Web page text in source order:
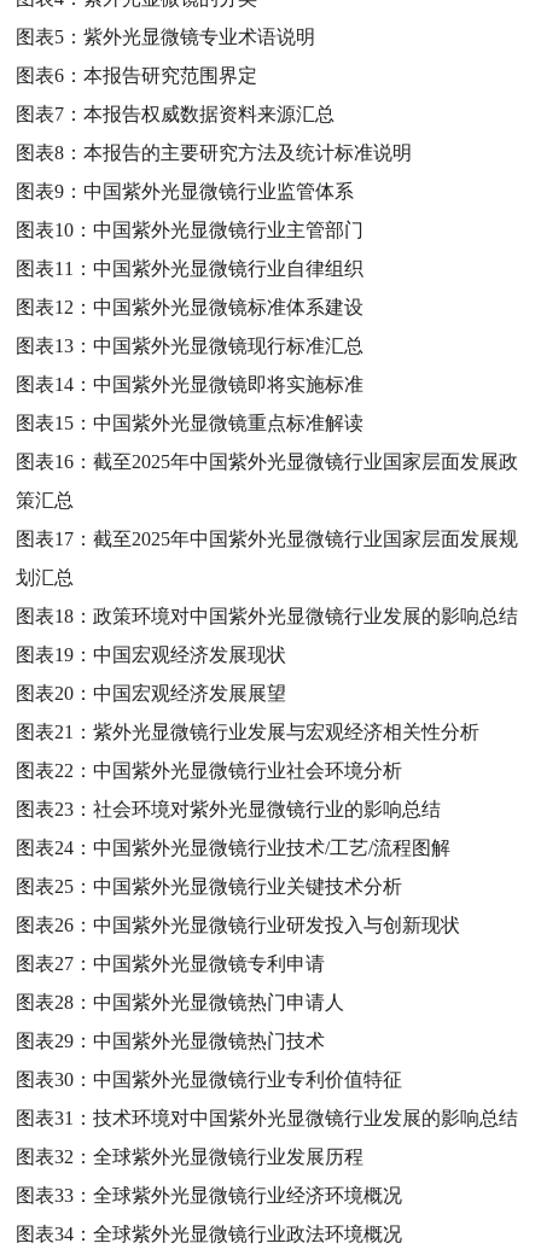
图表5：紫外光显微镜专业术语说明
图表6：本报告研究范围界定
图表7：本报告权威数据资料来源汇总
图表8：本报告的主要研究方法及统计标准说明
图表9：中国紫外光显微镜行业监管体系
图表10：中国紫外光显微镜行业主管部门
图表11：中国紫外光显微镜行业自律组织
图表12：中国紫外光显微镜标准体系建设
图表13：中国紫外光显微镜现行标准汇总
图表14：中国紫外光显微镜即将实施标准
图表15：中国紫外光显微镜重点标准解读
图表16：截至2025年中国紫外光显微镜行业国家层面发展政
策汇总
图表17：截至2025年中国紫外光显微镜行业国家层面发展规
划汇总
图表18：政策环境对中国紫外光显微镜行业发展的影响总结
图表19：中国宏观经济发展现状
图表20：中国宏观经济发展展望
图表21：紫外光显微镜行业发展与宏观经济相关性分析
图表22：中国紫外光显微镜行业社会环境分析
图表23：社会环境对紫外光显微镜行业的影响总结
图表24：中国紫外光显微镜行业技术/工艺/流程图解
图表25：中国紫外光显微镜行业关键技术分析
图表26：中国紫外光显微镜行业研发投入与创新现状
图表27：中国紫外光显微镜专利申请
图表28：中国紫外光显微镜热门申请人
图表29：中国紫外光显微镜热门技术
图表30：中国紫外光显微镜行业专利价值特征
图表31：技术环境对中国紫外光显微镜行业发展的影响总结
图表32：全球紫外光显微镜行业发展历程
图表33：全球紫外光显微镜行业经济环境概况
图表34：全球紫外光显微镜行业政法环境概况